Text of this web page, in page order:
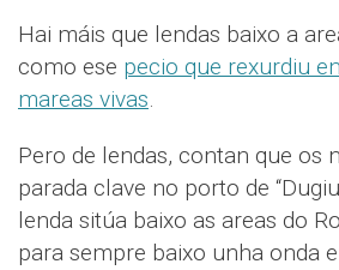
Hai máis que lendas baixo a
como ese pecio que rexurdiu
mareas vivas.
Pero de lendas, contan que os
parada clave no porto de
lenda sitúa baixo as areas do
para sempre baixo unha onda